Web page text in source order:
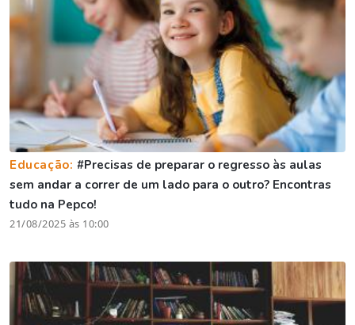
Educação:#Precisas de preparar o regresso às aulas
sem andar a correr de um lado para o outro? Encontras
tudo na Pepco!
21/08/2025 às 10:00